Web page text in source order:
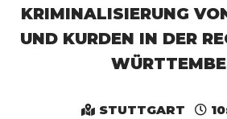
KRIMINALISIERUNG
UND KURDEN IN DER
STUTTGART